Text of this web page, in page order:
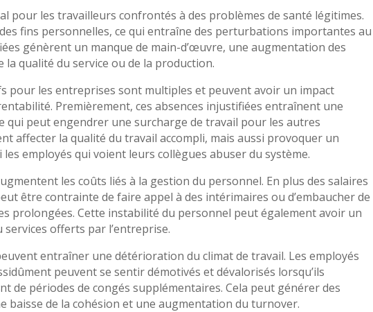
pour les travailleurs confrontés à des problèmes de santé légitimes.
fins personnelles, ce qui entraîne des perturbations importantes au
génèrent un manque de main-d’œuvre, une augmentation des
qualité du service ou de la production.
pour les entreprises sont multiples et peuvent avoir un impact
Premièrement, ces absences injustifiées entraînent une
qui peut engendrer une surcharge de travail pour les autres
affecter la qualité du travail accompli, mais aussi provoquer un
employés qui voient leurs collègues abuser du système.
les coûts liés à la gestion du personnel. En plus des salaires
être contrainte de faire appel à des intérimaires ou d’embaucher de
prolongées. Cette instabilité du personnel peut également avoir un
offerts par l’entreprise.
entraîner une détérioration du climat de travail. Les employés
peuvent se sentir démotivés et dévalorisés lorsqu’ils
de périodes de congés supplémentaires. Cela peut générer des
baisse de la cohésion et une augmentation du turnover.